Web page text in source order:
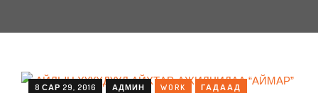
8 САР 29, 2016 АДМИН WORK ГАДААД